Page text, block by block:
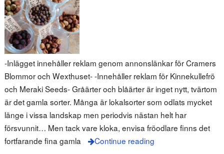
-Inlägget innehåller reklam genom annonslänkar för Cramers
Blommor och Wexthuset- -Innehåller reklam för Kinnekullefrö
och Meraki Seeds- Gråärter och blåärter är inget nytt, tvärtom
är det gamla sorter. Många är lokalsorter som odlats mycket
länge i vissa landskap men periodvis nästan helt har
försvunnit… Men tack vare kloka, envisa fröodlare finns det
fortfarande fina gamla
Continue reading